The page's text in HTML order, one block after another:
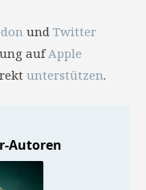
und Twitter
aufApple
unterstützen.